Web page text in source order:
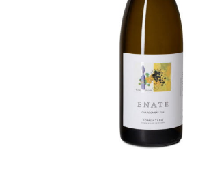
Catas y Actividades